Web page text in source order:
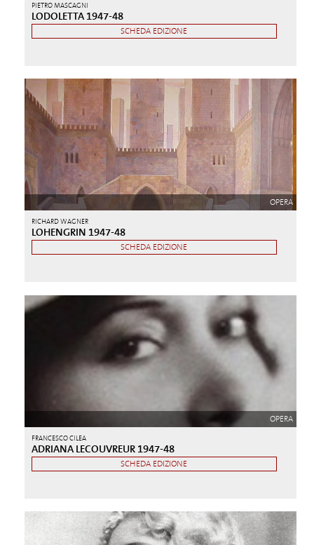
PIETRO MASCAGNI
LODOLETTA 1947-48
SCHEDA EDIZIONE
OPERA
RICHARD WAGNER
LOHENGRIN 1947-48
SCHEDA EDIZIONE
OPERA
FRANCESCO CILEA
ADRIANA LECOUVREUR 1947-48
SCHEDA EDIZIONE